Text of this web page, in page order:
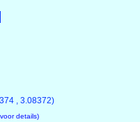
, 3.08372)
details)